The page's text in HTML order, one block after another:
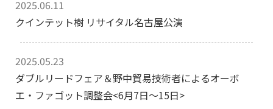
2025.06.11
クインテット樹 リサイタル名古屋公演
2025.05.23
ダブルリードフェア＆野中貿易技術者によるオーボ
エ・ファゴット調整会<6月7日〜15日>